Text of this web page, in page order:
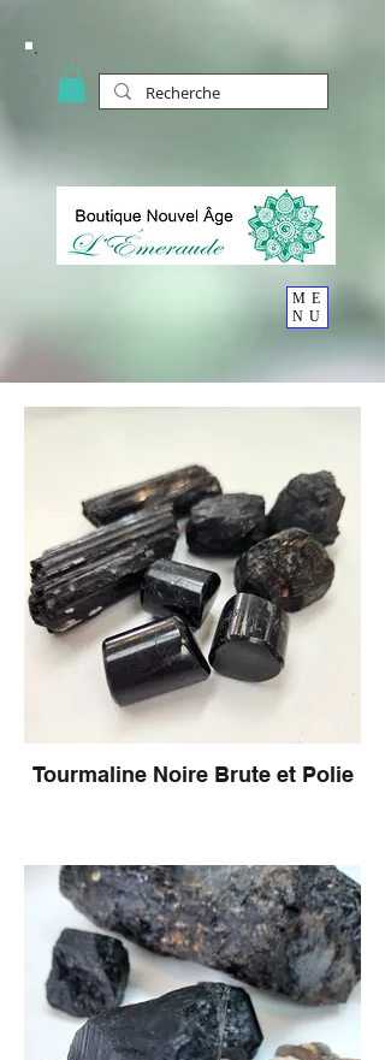
ME
NU
Tourmaline Noire Brute et Polie